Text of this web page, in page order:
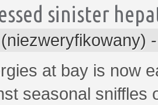
sinister
at bay is now
seasonal sniffles